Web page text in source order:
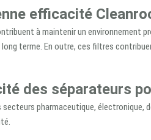
efficacité
à maintenir un environnement
terme. En outre, ces filtres
des séparateurs
pharmaceutique,